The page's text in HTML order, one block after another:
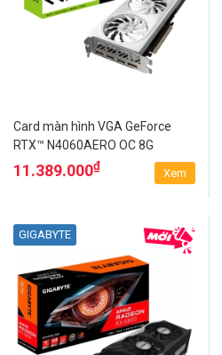
Card màn hình VGA GeForce
RTX™ N4060AERO OC 8G
11.389.000₫
Xem
GIGABYTE